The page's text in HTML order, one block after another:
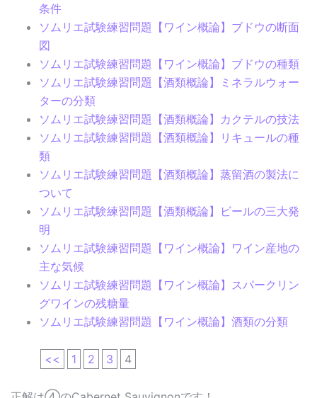
条件
ソムリエ試験練習問題【ワイン概論】ブドウの断面
図
ソムリエ試験練習問題【ワイン概論】ブドウの種類
ソムリエ試験練習問題【酒類概論】ミネラルウォー
ターの分類
ソムリエ試験練習問題【酒類概論】カクテルの技法
ソムリエ試験練習問題【酒類概論】リキュールの種
類
ソムリエ試験練習問題【酒類概論】蒸留酒の製法に
ついて
ソムリエ試験練習問題【酒類概論】ビールの三大発
明
ソムリエ試験練習問題【ワイン概論】ワイン産地の
主な気候
ソムリエ試験練習問題【ワイン概論】スパークリン
グワインの残糖量
ソムリエ試験練習問題【ワイン概論】酒類の分類
<< 1 2 3 4